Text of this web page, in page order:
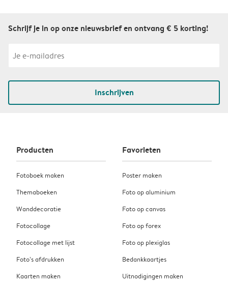
Schrijf je in op onze nieuwsbrief en ontvang € 5 korting!
Inschrijven
Producten
Fotoboek maken
Themaboeken
Wanddecoratie
Fotocollage
Fotocollage met lijst
Foto’s afdrukken
Kaarten maken
Favorieten
Poster maken
Foto op aluminium
Foto op canvas
Foto op forex
Foto op plexiglas
Bedankkaartjes
Uitnodigingen maken